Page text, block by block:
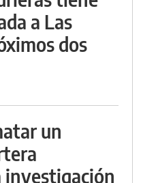
a Las
dos
un
investigación